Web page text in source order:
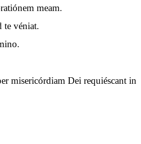
meam.
te véniat.
misericórdiam Dei requiéscant in